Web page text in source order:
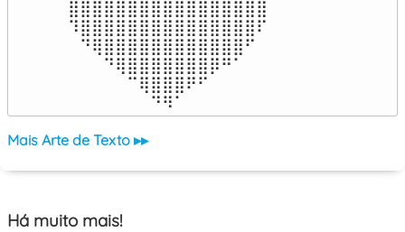
⣿⣿⣿⣿⣿⣿⣿⣿⣿⣿⣿⣿⣿⣿⣿⣿⣿
⠹⣿⣿⣿⣿⣿⣿⣿⣿⣿⣿⣿⣿⣿⣿⣿⠏
⠀⠙⢿⣿⣿⣿⣿⣿⣿⣿⣿⣿⣿⣿⣿⠋⠀
⠀⠀⠀⠙⢿⣿⣿⣿⣿⣿⣿⣿⡿⠛⠁⠀⠀
⠀⠀⠀⠀⠀⠉⢿⣿⣿⣿⠟⠋⠀⠀⠀⠀⠀
⠀⠀⠀⠀⠀⠀⠀⠙⠻⠁⠀⠀⠀⠀⠀⠀⠀⠀⠀⠀⠀⠀⠀
Mais Arte de Texto ▸▸
Há muito mais!